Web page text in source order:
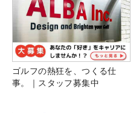
ゴルフの熱狂を、つくる仕
事。｜スタッフ募集中